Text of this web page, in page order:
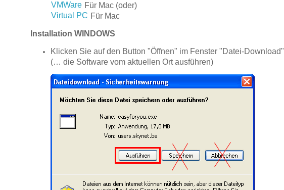
VMWare Für Mac (oder)
Virtual PC Für Mac
Installation WINDOWS
Klicken Sie auf den Button "Öffnen" im Fenster "Datei-Download"
(… die Software vom aktuellen Ort ausführen)